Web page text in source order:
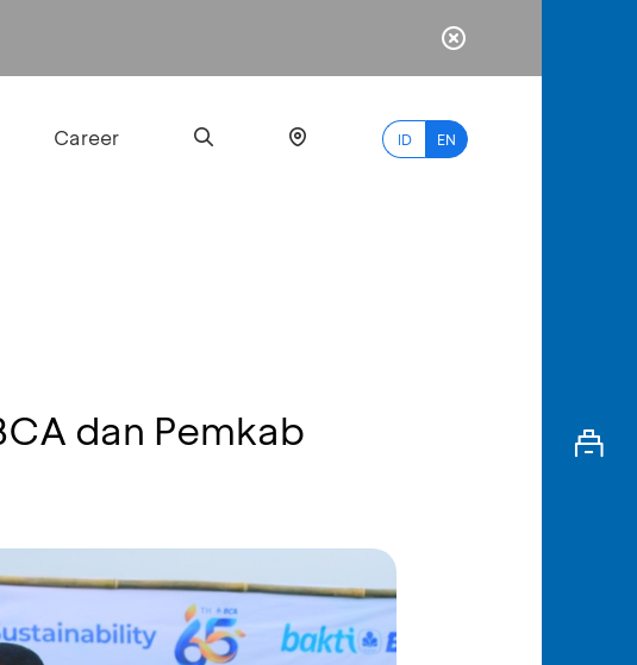
Career ID EN
myBCA
dan Pemkab